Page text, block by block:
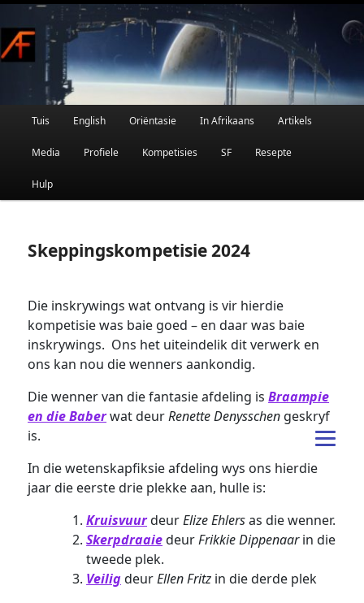
Skip
to
primary
content
Afrikaanse Wetenskapfiksie en Fantasie
Main
Tuis English Oriëntasie In Afrikaans Artikels
Media Profiele Kompetisies SF Resepte
Hulp
Skeppingskompetisie 2024
Die inskrywings wat ontvang is vir hierdie
kompetisie was baie goed – en daar was baie
inskrywings. Ons het uiteindelik dit verwerk en
ons kan nou die wenners aankondig.
Die wenner van die fantasie afdeling isBraampie
en die Baberwat deurRenette Denysschen geskryf
is.
In die wetenskapfiksie afdeling wys ons hierdie
jaar die eerste drie plekke aan, hulle is:
KruisvuurdeurElize Ehlersas die wenner.
SkerpdraaiedeurFrikkie Dippenaarin die
tweede plek.
VeiligdeurEllen Fritz in die derde plek